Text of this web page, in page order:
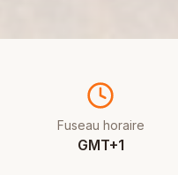
Fuseau horaire
GMT+1